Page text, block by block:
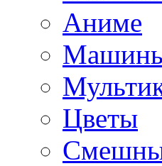
Аниме
Цветы